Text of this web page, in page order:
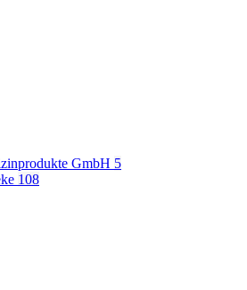
GmbH 5
108